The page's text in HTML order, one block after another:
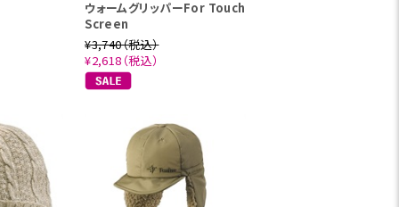
ウォームグリッパーFor Touch
Screen
¥3,740（税込）
¥2,618（税込）